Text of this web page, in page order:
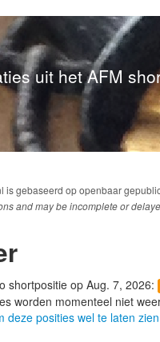
uit het AFM
is gebaseerd op openbaar
and may be incomplete or
shortpositie op Aug. 7, 2026:
worden momenteel niet
deze posities wel te laten zien